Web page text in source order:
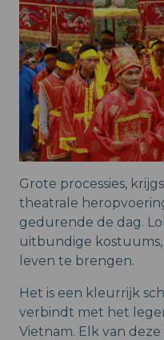
Grote processies,
theatrale
gedurende de dag.
uitbundige
leven te brengen.
Het is een kleurrijk
verbindt met het
Vietnam. Elk van